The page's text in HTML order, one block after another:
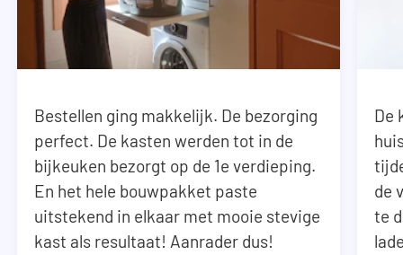
Bestellen ging makkelijk. De bezorging
perfect. De kasten werden tot in de
bijkeuken bezorgt op de 1e verdieping.
En het hele bouwpakket paste
uitstekend in elkaar met mooie stevige
kast als resultaat! Aanrader dus!
De
de
te